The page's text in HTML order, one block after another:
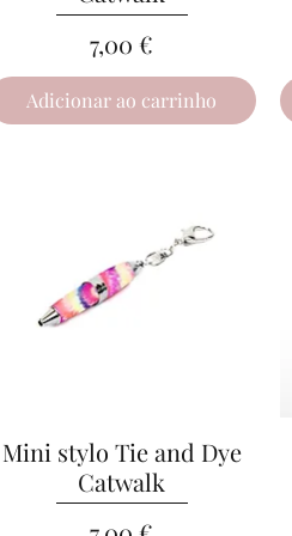
Preço
7,00 €
Adicionar ao carrinho
Visualização rápida
Mini stylo Tie and Dye
Catwalk